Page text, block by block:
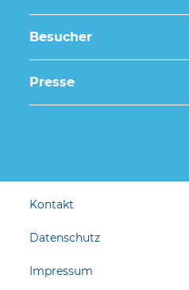
Besucher
Presse
Kontakt
Datenschutz
Impressum